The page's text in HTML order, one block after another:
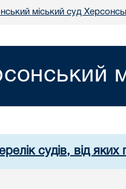
міський суд
судів, від